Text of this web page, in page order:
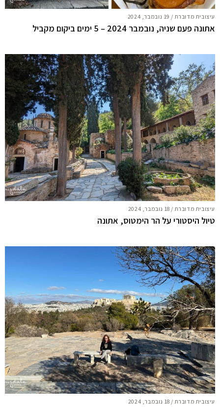
עיצובית מדוברת / 19 נובמבר, 2024
אתונה פעם שניה, נובמבר 2024 – 5 ימים ביקום מקביל
עיצובית מדוברת / 18 נובמבר, 2024
טיול היסטורי על הר הימטוס, אתונה
עיצובית מדוברת / 18 נובמבר, 2024